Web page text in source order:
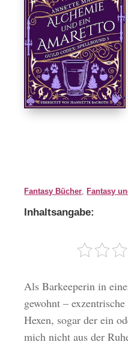
Fantasy Bücher ,Fantasy
Inhaltsangabe:
Als Barkeeperin in
gewohnt –
Hexen, sogar der ein
mich nicht aus der